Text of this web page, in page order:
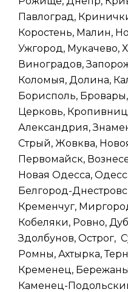
Павлоград,
Коростень, Малин,
Ужгород, Мукачево,
Виноградов,
Коломыя, Долина,
Борисполь,
Церковь,
Александрия,
Стрый, Жовква,
Первомайск,
Новая Одесса,
Белгород-
Кременчуг,
Кобеляки, Ровно,
Здолбунов, Острог,
Ромны, Ахтырка,
Кременец,
Каменец-